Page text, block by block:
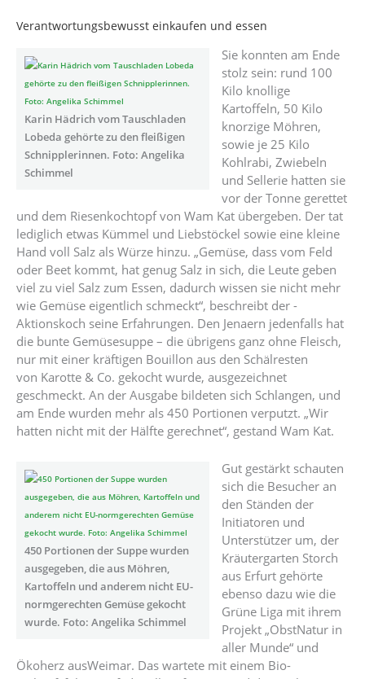
Verantwortungsbewusst einkaufen und essen
Karin Hädrich vom Tauschladen
Lobeda gehörte zu den fleißigen
Schnipplerinnen. Foto: Angelika
Schimmel
Sie konnten am Ende
stolz sein: rund 100
Kilo knollige
Kartoffeln, 50 Kilo
knorzige Möhren,
sowie je 25 Kilo
Kohlrabi, Zwiebeln
und Sellerie hatten sie
vor der Tonne gerettet
und dem Riesenkochtopf von Wam Kat übergeben. Der tat
lediglich ­etwas Kümmel und Liebstöckel sowie eine kleine
Hand voll Salz als Würze hinzu. „Gemüse, dass vom Feld
oder Beet kommt, hat genug Salz in sich, die Leute ­geben
viel zu viel Salz zum ­Essen, dadurch wissen sie nicht mehr
wie Gemüse eigentlich schmeckt“, beschreibt der ­
Aktionskoch seine Erfahrungen. Den Jenaern jedenfalls hat
die bunte Gemüsesuppe – die übrigens ganz ohne Fleisch,
nur mit einer kräftigen Bouillon aus den Schälresten
von Karotte & Co. gekocht wurde, ausgezeichnet
geschmeckt. An der Ausgabe bildeten sich Schlangen, und
am Ende wurden mehr als 450 Portionen verputzt. „Wir
hatten nicht mit der Hälfte gerechnet“, gestand Wam Kat.
450 Portionen der Suppe wurden
ausgegeben, die aus Möhren,
Kartoffeln und anderem nicht EU-
normgerechten Gemüse gekocht
wurde. Foto: Angelika Schimmel
Gut gestärkt schauten
sich die Besucher an
den Ständen der
Initiatoren und
Unterstützer um, der
Kräutergarten Storch
aus Erfurt gehörte
ebenso dazu wie die
Grüne Liga mit ihrem
Projekt „ObstNatur in
aller Munde“ und
Ökoherz ausWeimar. Das wartete mit einem Bio-